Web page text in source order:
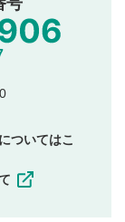
できる情報の
告・宣伝を目
の知的財産
削除はできま
号
ついてはこ